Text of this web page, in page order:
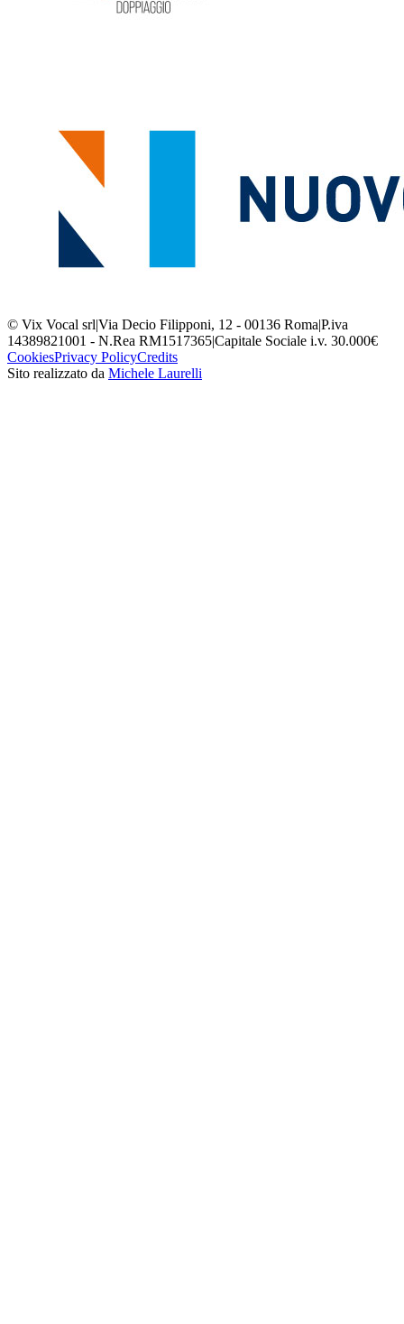
© Vix Vocal srl|Via Decio Filipponi, 12 - 00136 Roma|P.iva
14389821001 - N.Rea RM1517365|Capitale Sociale i.v. 30.000€
CookiesPrivacy PolicyCredits
Sito realizzato da Michele Laurelli